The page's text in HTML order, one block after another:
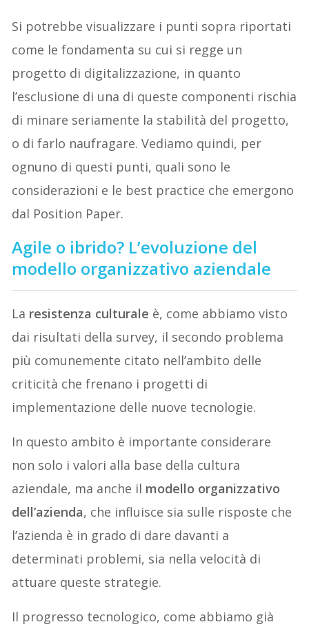
Si potrebbe visualizzare i punti sopra riportati
come le fondamenta su cui si regge un
progetto di digitalizzazione, in quanto
l’esclusione di una di queste componenti rischia
di minare seriamente la stabilità del progetto,
o di farlo naufragare. Vediamo quindi, per
ognuno di questi punti, quali sono le
considerazioni e le best practice che emergono
dal Position Paper.
Agile o ibrido? L’evoluzione del
modello organizzativo aziendale
La resistenza culturale è, come abbiamo visto
dai risultati della survey, il secondo problema
più comunemente citato nell’ambito delle
criticità che frenano i progetti di
implementazione delle nuove tecnologie.
In questo ambito è importante considerare
non solo i valori alla base della cultura
aziendale, ma anche il modello organizzativo
dell’azienda, che influisce sia sulle risposte che
l’azienda è in grado di dare davanti a
determinati problemi, sia nella velocità di
attuare queste strategie.
Il progresso tecnologico, come abbiamo già